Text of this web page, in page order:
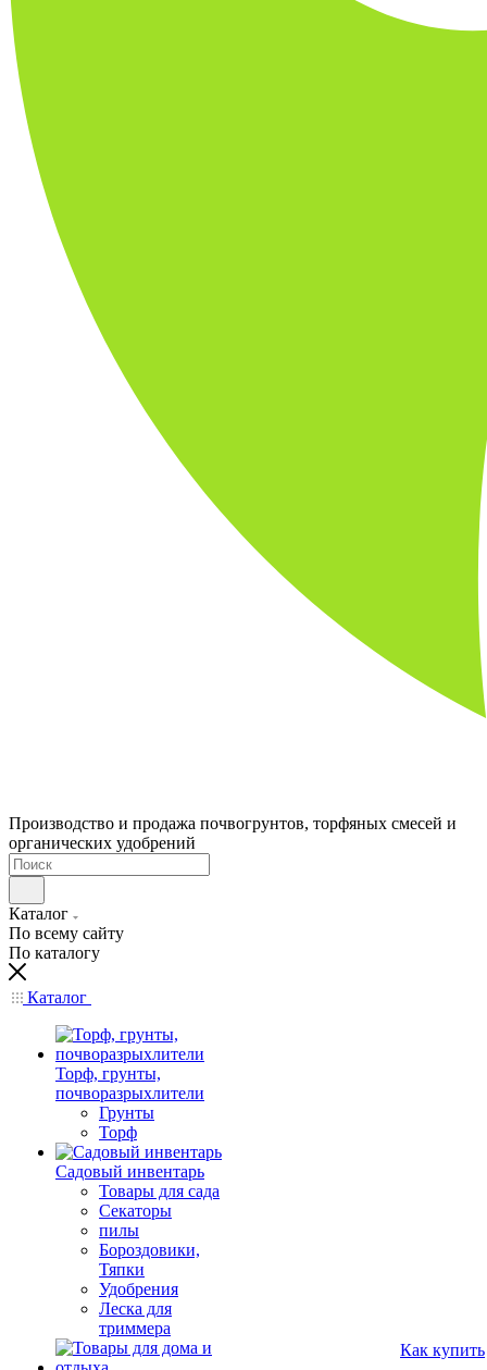
Производство и продажа почвогрунтов, торфяных смесей и
органических удобрений
Каталог
По всему сайту
По каталогу
Каталог
Торф, грунты,
почворазрыхлители
Грунты
Торф
Садовый инвентарь
Товары для сада
Секаторы
пилы
Бороздовики,
Тяпки
Удобрения
Леска для
триммера
Как купить